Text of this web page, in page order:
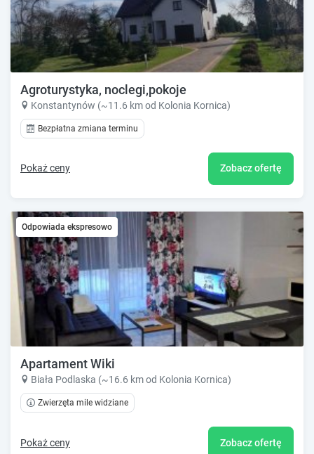
Agroturystyka, noclegi,pokoje
Konstantynów (~11.6 km od Kolonia Kornica)
Bezpłatna zmiana terminu
Pokaż ceny Zobacz ofertę
Odpowiada ekspresowo
Apartament Wiki
Biała Podlaska (~16.6 km od Kolonia Kornica)
Zwierzęta mile widziane
Pokaż ceny Zobacz ofertę